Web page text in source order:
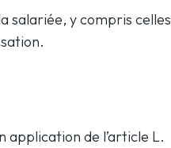
salariée, y compris celles
application de l’article L.